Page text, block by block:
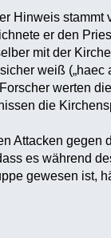
Hinweis stammt
er den
mit der
weiß („haec
werten
die
Attacken gegen
es während
gewesen ist,